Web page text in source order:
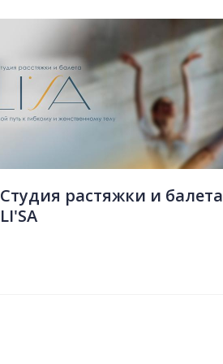
Студия растяжки и балета
LI'SA